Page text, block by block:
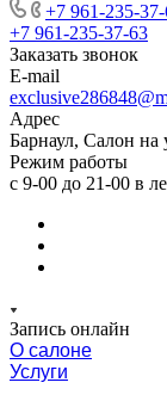
+7 961-235-
+7 961-235-37-63
Заказать звонок
E-mail
Адрес
Барнаул, Салон на
Режим работы
с 9-00 до 21-00 в
Запись онлайн
О салоне
Услуги